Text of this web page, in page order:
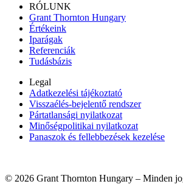
RÓLUNK
Grant Thornton Hungary
Értékeink
Iparágak
Referenciák
Tudásbázis
Legal
Adatkezelési tájékoztató
Visszaélés-bejelentő rendszer
Pártatlansági nyilatkozat
Minőségpolitikai nyilatkozat
Panaszok és fellebbezések kezelése
© 2026 Grant Thornton Hungary – Minden